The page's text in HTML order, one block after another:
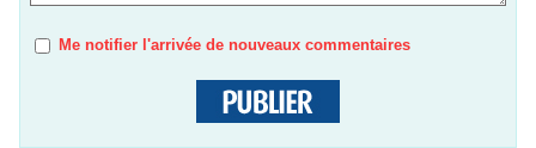
Me notifier l'arrivée de nouveaux commentaires